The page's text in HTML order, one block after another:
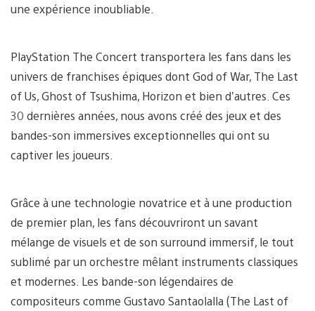
une expérience inoubliable.
PlayStation The Concert transportera les fans dans les
univers de franchises épiques dont God of War, The Last
of Us, Ghost of Tsushima, Horizon et bien d’autres. Ces
30 dernières années, nous avons créé des jeux et des
bandes-son immersives exceptionnelles qui ont su
captiver les joueurs.
Grâce à une technologie novatrice et à une production
de premier plan, les fans découvriront un savant
mélange de visuels et de son surround immersif, le tout
sublimé par un orchestre mêlant instruments classiques
et modernes. Les bande-son légendaires de
compositeurs comme Gustavo Santaolalla (The Last of